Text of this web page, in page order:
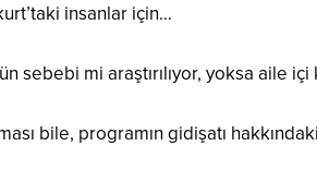
insanlar için…
sebebi mi araştırılıyor, yoksa aile içi
bile, programın gidişatı